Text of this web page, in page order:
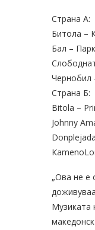
Страна А:
Битола –
Бал –
Чернобил
Страна Б:
Bitola –
Johnny
„Ова не е
Музиката